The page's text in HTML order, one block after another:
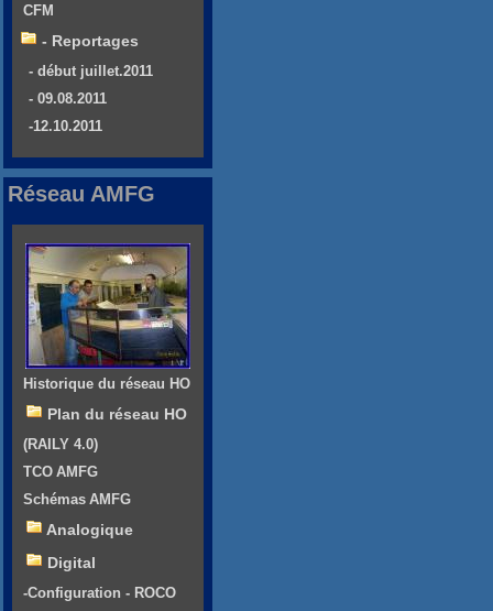
CFM
- Reportages
- début juillet.2011
- 09.08.2011
-12.10.2011
Réseau AMFG
Historique du réseau HO
Plan du réseau HO
(RAILY 4.0)
TCO AMFG
Schémas AMFG
Analogique
Digital
-Configuration - ROCO